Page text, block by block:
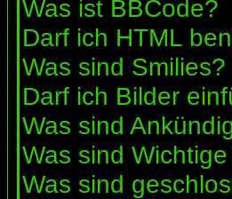
Was ist BBCode?
Darf ich HTML
Was sind Smilies?
Darf ich Bilder
Was sind
Was sind
Was sind